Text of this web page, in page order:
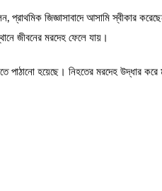
প্রাথমিক জিজ্ঞাসাবাদে আসামি স্বীকার
জীবনের মরদেহ ফেলে যায়।
হয়েছে। নিহতের মরদেহ উদ্ধার করে